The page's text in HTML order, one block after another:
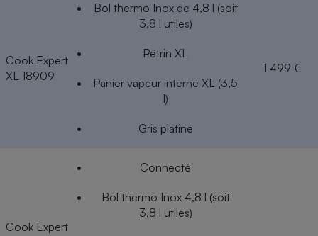
Cook Expert
XL 18909
Bol thermo Inox de 4,8 l (soit
3,8 l utiles)
Pétrin XL
Panier vapeur interne XL (3,5
l)
Gris platine
1 499 €
Cook Expert
Connecté
Bol thermo Inox 4,8 l (soit
3,8 l utiles)